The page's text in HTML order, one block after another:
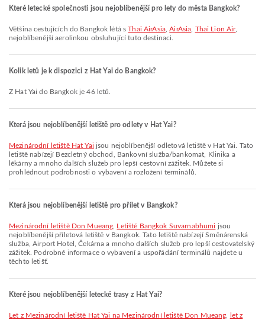
Které letecké společnosti jsou nejoblíbenější pro lety do města Bangkok?
Většina cestujících do Bangkok létá sThai AirAsia ,AirAsia Thai Lion Air,
nejoblíbenější aerolinkou obsluhující tuto destinaci.
Kolik letů je k dispozici z Hat Yai do Bangkok?
Z Hat Yai do Bangkok je 46 letů.
Která jsou nejoblíbenější letiště pro odlety v Hat Yai?
Mezinárodní letiště Hat Yai jsou nejoblíbenější odletová letiště v Hat Yai. Tato
letiště nabízejí Bezcletný obchod, Bankovní služba/bankomat, Klinika a
lékárny a mnoho dalších služeb pro lepší cestovní zážitek. Můžete si
prohlédnout podrobnosti o vybavení a rozložení terminálů.
Která jsou nejoblíbenější letiště pro přílet v Bangkok?
Mezinárodní letiště Don Mueang Letiště Bangkok Suvarnabhumi jsou
nejoblíbenější příletová letiště v Bangkok. Tato letiště nabízejí Směnárenská
služba, Airport Hotel, Čekárna a mnoho dalších služeb pro lepší cestovatelský
zážitek. Podrobné informace o vybavení a uspořádání terminálů najdete u
těchto letišť.
Které jsou nejoblíbenější letecké trasy z Hat Yai?
let z Mezinárodní letiště Hat Yai na Mezinárodní letiště Don Mueang
let z